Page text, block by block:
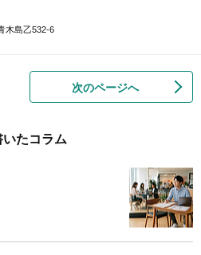
木島乙532-6
次のページへ
たコラム